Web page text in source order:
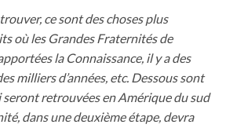
ce sont des choses plus
où les Grandes Fraternités de
la Connaissance, il y a des
milliers d’années, etc. Dessous sont
seront retrouvées en Amérique du sud
dans une deuxième étape, devra